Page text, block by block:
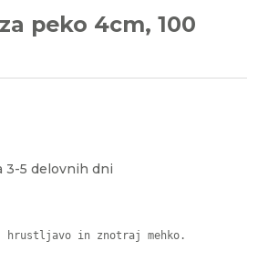
peko 4cm, 100
3-5 delovnih dni
in znotraj mehko.